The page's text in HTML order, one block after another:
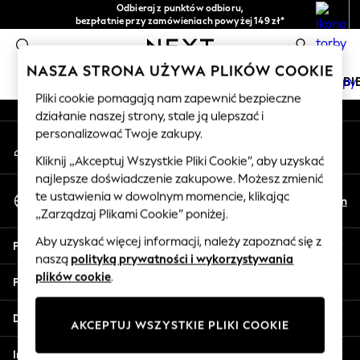
Odbieraj z punktów odbioru,
bezpłatnie przy zamówieniach powyżej 149 zł*
Łatwe zwroty*
0
HOLIDAY SHOP
Women's Holiday Shop
All Swimwear
All Beachwear
Bags & Accessories
Beach Dresses & Kaftans
Dresses
Flip Flops
Sliders
Jumpsuits & Playsuits
Sandals
Shorts
An error occurred on client
Nasze media społecznościowe
Moje konto
Zaloguj się na swoje konto
Wybierz Język
Polski
En
Pomoc
Prywatność i zasady prawne
Działy
Inne usługi
NASZA STRONA UŻYWA PLIKÓW COOKIE
Pliki cookie pomagają nam zapewnić bezpieczne
działanie naszej strony, stale ją ulepszać i
personalizować Twoje zakupy.
Kliknij „Akceptuj Wszystkie Pliki Cookie”, aby uzyskać
najlepsze doświadczenie zakupowe. Możesz zmienić
te ustawienia w dowolnym momencie, klikając
„Zarządzaj Plikami Cookie” poniżej.
Aby uzyskać więcej informacji, należy zapoznać się z
naszą polityką prywatności i wykorzystywania
plików cookie.
AKCEPTUJ WSZYSTKIE PLIKI COOKIE